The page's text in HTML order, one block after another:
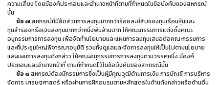
ความเสี่ยง โดยมีองค์ประกอบและอำนาจหน้าที่ตามที่กำหนดในข้อบังคับของสหกรณ์
นั้น
ข้อ ๗สหกรณ์ที่มีสัดส่วนการลงทุนมากกว่าร้อยละยี่สิบของทุนเรือนหุ้นและ
ทุนสำรองหรือเงินลงทุนมากกว่าหนึ่งพันล้านบาท ให้คณะกรรมการแต่งตั้งคณะ
อนุกรรมการการลงทุน เพื่อจัดทำนโยบายและแผนการลงทุนเสนอต่อคณะกรรมการ
และที่ประชุมใหญ่พิจารณาอนุมัติ รวมทั้งดูแลและจัดการลงทุนให้เป็นไปตามนโยบาย
และแผนการลงทุนดังกล่าว ให้คณะอนุกรรมการการลงทุนตามวรรคหนึ่ง มีองค์
ประกอบและอำนาจหน้าที่ ตามที่กำหนดไว้ในข้อบังคับของสหกรณ์นั้น
ข้อ ๘สหกรณ์ต้องมีกรรมการซึ่งเป็นผู้มีคุณวุฒิด้านการเงิน การบัญชี การบริหาร
จัดการ เศรษฐศาสตร์ หรือผ่านการฝึกอบรมตามหลักสูตรในด้านดังกล่าวหรือด้านอื่น